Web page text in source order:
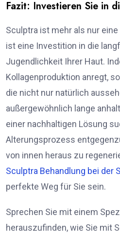
Fazit: Investieren Sie in
Sculptra ist mehr als nur
ist eine Investition in die
Jugendlichkeit Ihrer Haut.
Kollagenproduktion anregt,
die nicht nur natürlich
außergewöhnlich lange
einer nachhaltigen Lösung
Alterungsprozess
von innen heraus zu
Sculptra Behandlung bei der
perfekte Weg für Sie sein.
Sprechen Sie mit einem
herauszufinden, wie Sie mit